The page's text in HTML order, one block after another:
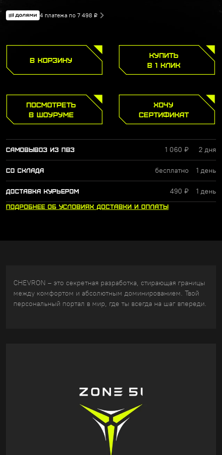
4 платежа по 7 498 Р
В КОРЗИНУ
КУПИТЬ
В 1 КЛИК
ПОСМОТРЕТЬ
В ШОУРУМЕ
ХОЧУ
СЕРТИФИКАТ
САМОВЫВОЗ ИЗ ПВЗ 1 060 ₽ 2 дня
СО СКЛАДА бесплатно 1 день
ДОСТАВКА КУРЬЕРОМ 490 ₽ 1 день
ПОДРОБНЕЕ ОБ УСЛОВИЯХ ДОСТАВКИ И ОПЛАТЫ
CHEVRON – это секретная разработка, стирающая границы
между комфортом и абсолютным доминированием. Твой
персональный портал в мир, где ты всегда на шаг впереди.